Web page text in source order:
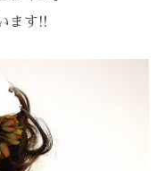
ます!!